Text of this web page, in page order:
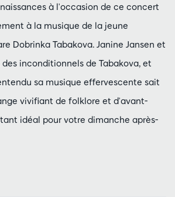
à l'occasion de ce concert
à la musique de la jeune
Dobrinka Tabakova. Janine Jansen et
inconditionnels de Tabakova, et
sa musique effervescente sait
vivifiant de folklore et d'avant-
idéal pour votre dimanche après-